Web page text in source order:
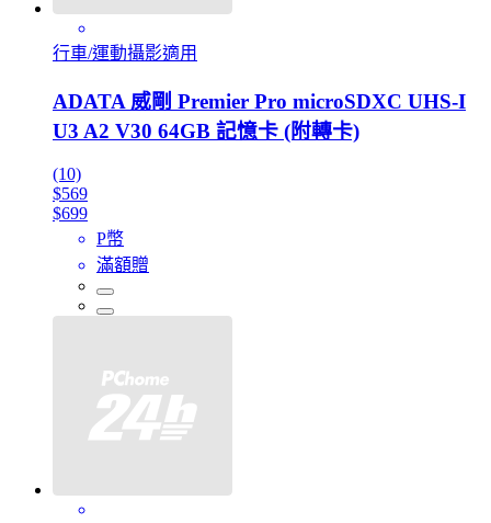
行車/運動攝影適用
ADATA 威剛 Premier Pro microSDXC UHS-I
U3 A2 V30 64GB 記憶卡 (附轉卡)
(10)
$569
$699
P幣
滿額贈